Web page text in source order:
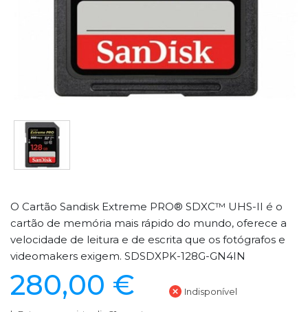
O Cartão Sandisk Extreme PRO® SDXC™ UHS-II é o
cartão de memória mais rápido do mundo, oferece a
velocidade de leitura e de escrita que os fotógrafos e
videomakers exigem. SDSDXPK-128G-GN4IN
280,00 € Indisponível